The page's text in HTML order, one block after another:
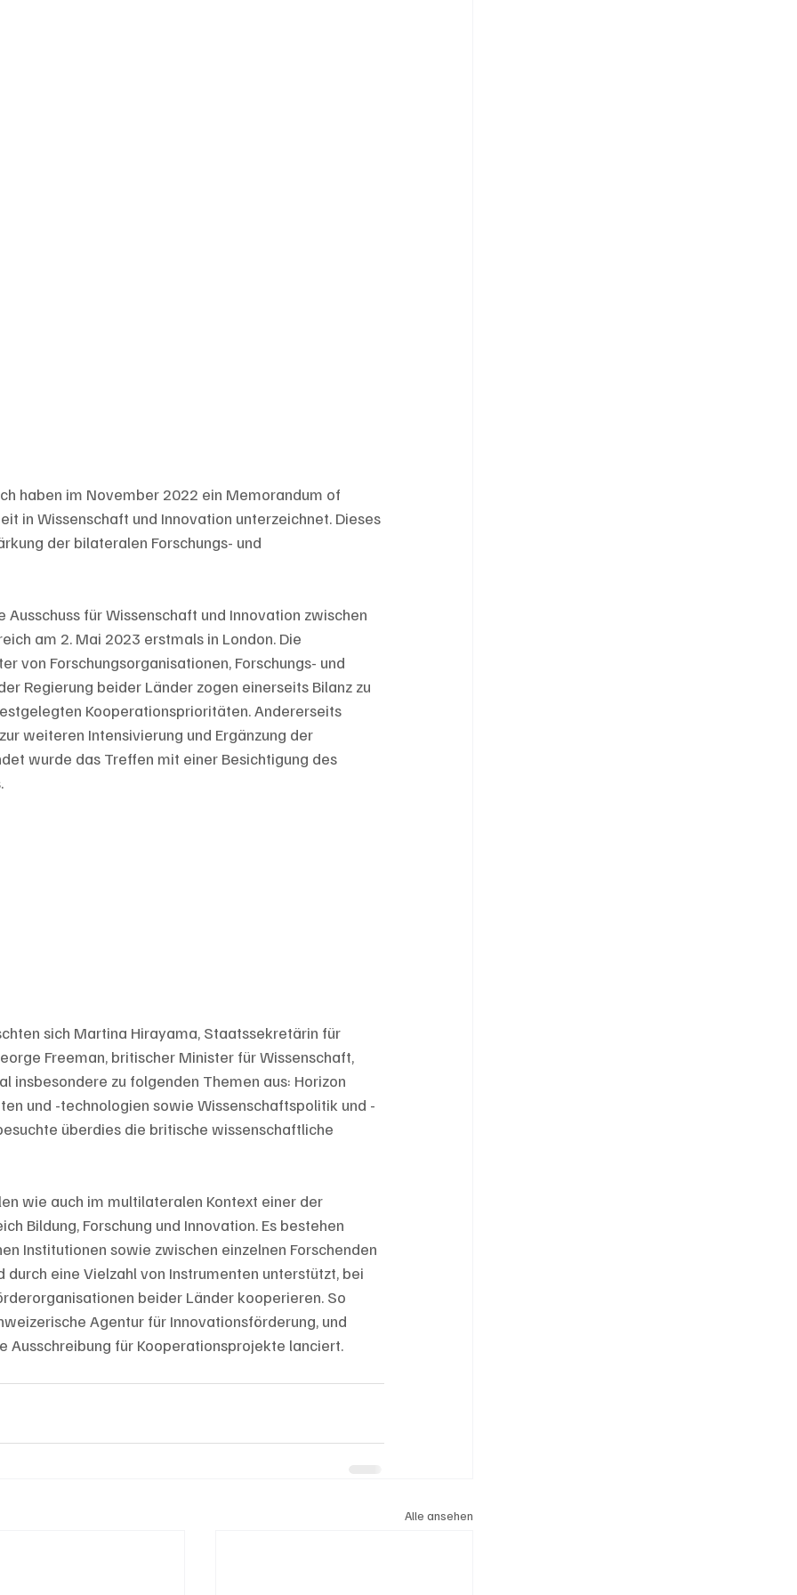
haben im November 2022 ein Memorandum of
in Wissenschaft und Innovation unterzeichnet. Dieses
der bilateralen Forschungs- und
für Wissenschaft und Innovation zwischen
am 2. Mai 2023 erstmals in London. Die
von Forschungsorganisationen, Forschungs- und
Regierung beider Länder zogen einerseits Bilanz zu
Kooperationsprioritäten. Andererseits
weiteren Intensivierung und Ergänzung der
wurde das Treffen mit einer Besichtigung des
sich Martina Hirayama, Staatssekretärin für
Freeman, britischer Minister für Wissenschaft,
insbesondere zu folgenden Themen aus: Horizon
und -technologien sowie Wissenschaftspolitik und -
überdies die britische wissenschaftliche
wie auch im multilateralen Kontext einer der
Bildung, Forschung und Innovation. Es bestehen
Institutionen sowie zwischen einzelnen Forschenden
eine Vielzahl von Instrumenten unterstützt, bei
beider Länder kooperieren. So
Agentur für Innovationsförderung, und
Ausschreibung für Kooperationsprojekte lanciert.
Alle ansehen